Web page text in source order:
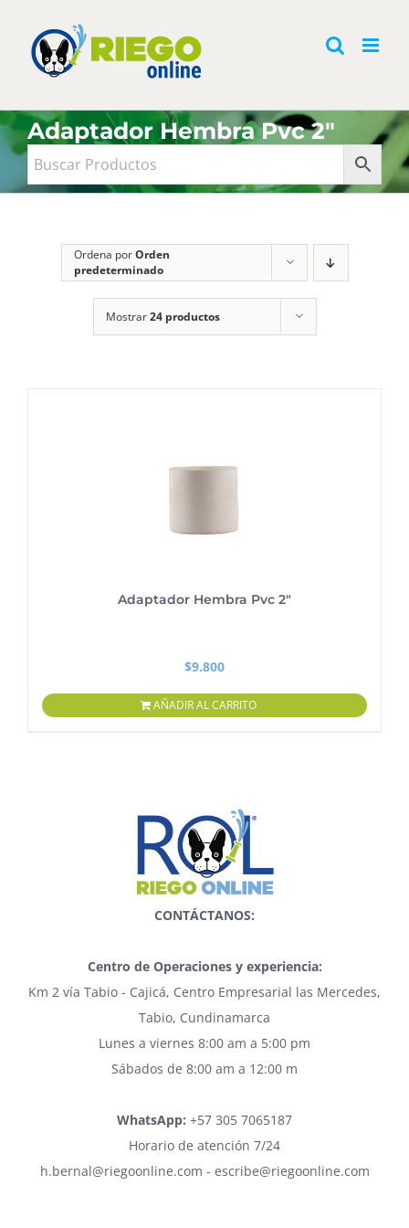
contenido
Adaptador Hembra Pvc 2"
Ordena porOrden
predeterminado
Mostrar24 productos
Adaptador Hembra Pvc 2″
$9.800
AÑADIR AL CARRITO
CONTÁCTANOS:
Centro de Operaciones y experiencia:
Km 2 vía Tabio - Cajicá, Centro Empresarial las Mercedes,
Tabio, Cundinamarca
Lunes a viernes 8:00 am a 5:00 pm
Sábados de 8:00 am a 12:00 m
WhatsApp: +57 305 7065187
Horario de atención 7/24
h.bernal@riegoonline.com - escribe@riegoonline.com